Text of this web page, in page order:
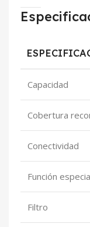
Capacidad
Cobertura
Conectividad
Función
Filtro